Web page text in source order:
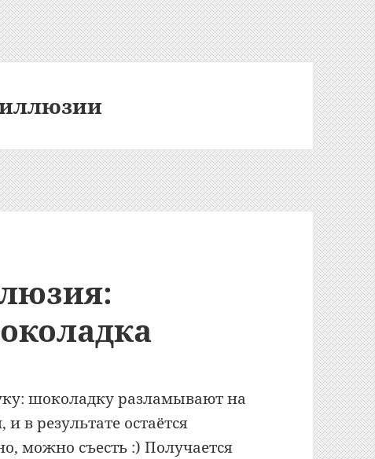
шоколадку разламывают на
в результате остаётся
можно съесть :) Получается